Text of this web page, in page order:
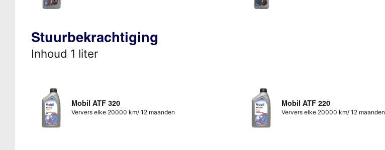
Stuurbekrachtiging
Inhoud 1 liter
Mobil ATF 320
Ververs elke 20000 km/ 12 maanden
Mobil ATF 220
Ververs elke 20000 km/ 12 maanden